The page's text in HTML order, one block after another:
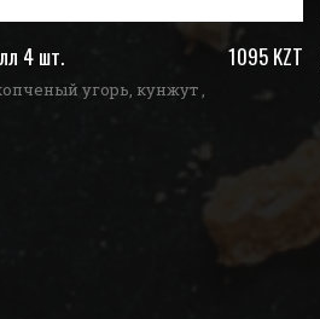
4 шт. 1095 KZT
угорь, кунжут ,